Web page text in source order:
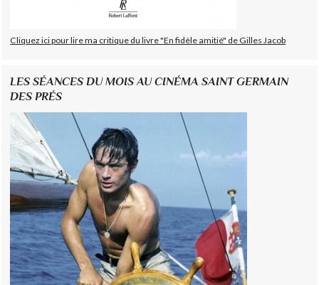
Cliquez ici pour lire ma critique du livre "En fidèle amitié" de Gilles Jacob
LES SÉANCES DU MOIS AU CINÉMA SAINT GERMAIN
DES PRÉS